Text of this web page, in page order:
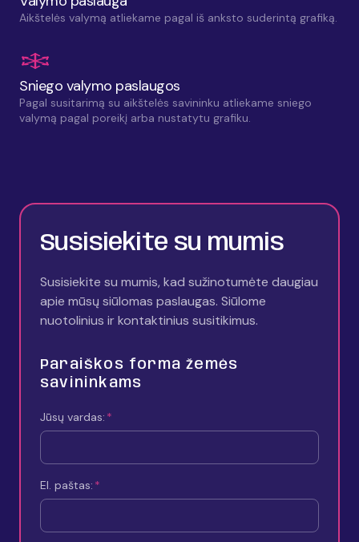
Aikštelės valymą atliekame pagal iš anksto suderintą grafiką.
Sniego valymo paslaugos
Pagal susitarimą su aikštelės savininku atliekame sniego
valymą pagal poreikį arba nustatytu grafiku.
Susisiekite su mumis
Susisiekite su mumis, kad sužinotumėte daugiau
apie mūsų siūlomas paslaugas. Siūlome
nuotolinius ir kontaktinius susitikimus.
Paraiškos forma žemės
savininkams
Jūsų vardas:
El. paštas: